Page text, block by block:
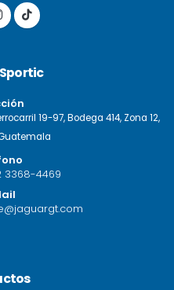
19-97, Bodega 414, Zona 12,
3368-4469